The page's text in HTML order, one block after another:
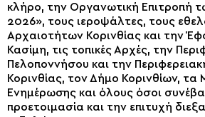
κλήρο, την Οργανωτική Επιτροπή
2026», τους ιεροψάλτες, τους
Αρχαιοτήτων Κορινθίας και την
Κασίμη, τις τοπικές Αρχές, την
Πελοποννήσου και την
Κορινθίας, τον Δήμο Κορινθίων, τα
Ενημέρωσης και όλους όσοι
προετοιμασία και την επιτυχή